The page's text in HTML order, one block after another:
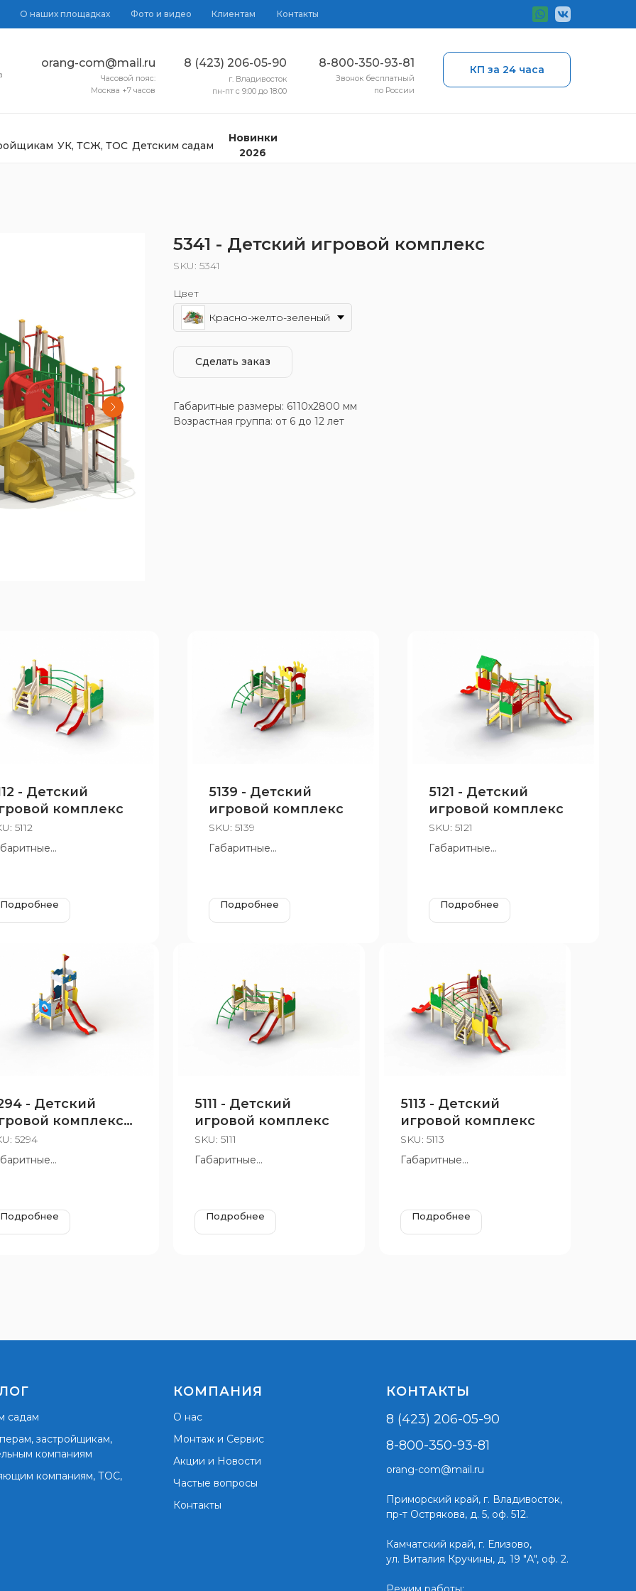
О наших площадках Фото и видео Клиентам Контакты
КП за 24 часа
8 (423) 206-05-90 8-800-350-93-81
orang-com@mail.ru
Звонок бесплатный
по России
г. Владивосток
пн-пт с 9:00 до 18:00
Часовой пояс:
Москва +7 часов
УК, ТСЖ, ТОС Детским садам
Новинки
2026
5341 - Детский игровой комплекс
SKU: 5341
Цвет
Красно-желто-зеленый
Сделать заказ
Габаритные размеры: 6110x2800 мм
Возрастная группа: от 6 до 12 лет
- Детский
комплекс
5112
Подробнее
5139 - Детский
игровой комплекс
SKU: 5139
Габаритные
Подробнее
5121 - Детский
игровой комплекс
SKU: 5121
Габаритные
Подробнее
- Детский
комплекс
рыбка"
5294
Подробнее
5111 - Детский
игровой комплекс
SKU: 5111
Габаритные
Подробнее
5113 - Детский
игровой комплекс
SKU: 5113
Габаритные
Подробнее
садам
застройщикам,
компаниям
компаниям, ТОС,
КОМПАНИЯ
О нас
Монтаж и Сервис
Акции и Новости
Частые вопросы
Контакты
КОНТАКТЫ
8 (423) 206-05-90
8-800-350-93-81
orang-com@mail.ru
Приморский край, г. Владивосток,
пр-т Острякова, д. 5, оф. 512.
Камчатский край, г. Елизово,
ул. Виталия Кручины, д. 19 "А", оф. 2.